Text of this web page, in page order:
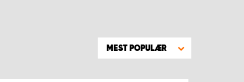
MEST POPULÆR